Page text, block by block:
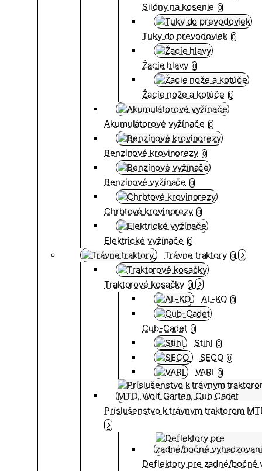
Silóny na kosenie 0
Tuky do prevodoviek 0
Žacie hlavy 0
Žacie nože a kotúče 0
Akumulátorové vyžínače 0
Benzínové krovinorezy 0
Benzínové vyžínače 0
Chrbtové krovinorezy 0
Elektrické vyžínače 0
Trávne traktory 0
Traktorové kosačky 0
AL-KO 0
Cub-Cadet 0
Stihl 0
SECO 0
VARI 0
Príslušenstvo k trávnym traktorom
Deflektory pre zadné/bočné